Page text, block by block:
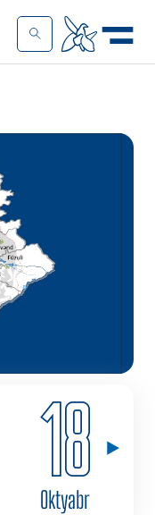
18
Oktyabr